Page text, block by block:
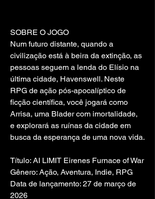
SOBRE O JOGO
Num futuro distante, quando a
civilização está à beira da extinção, as
pessoas seguem a lenda do Elísio na
última cidade, Havenswell. Neste
RPG de ação pós-apocalíptico de
ficção científica, você jogará como
Arrisa, uma Blader com imortalidade,
e explorará as ruínas da cidade em
busca da esperança de uma nova vida.
Título: AI LIMIT Eirenes Furnace of War
Gênero: Ação, Aventura, Indie, RPG
Data de lançamento: 27 de março de
2026